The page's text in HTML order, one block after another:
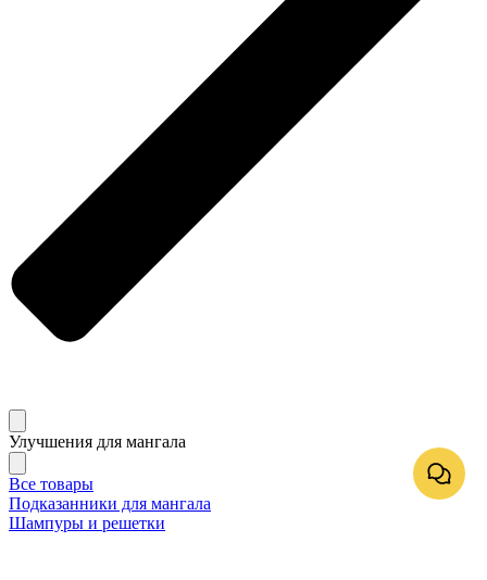
Улучшения для мангала
Все товары
Подказанники для мангала
Шампуры и решетки